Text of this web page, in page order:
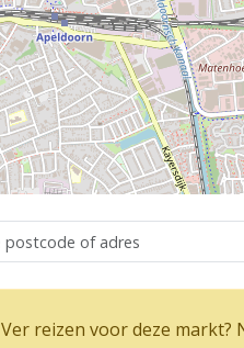
Ver reizen voor deze